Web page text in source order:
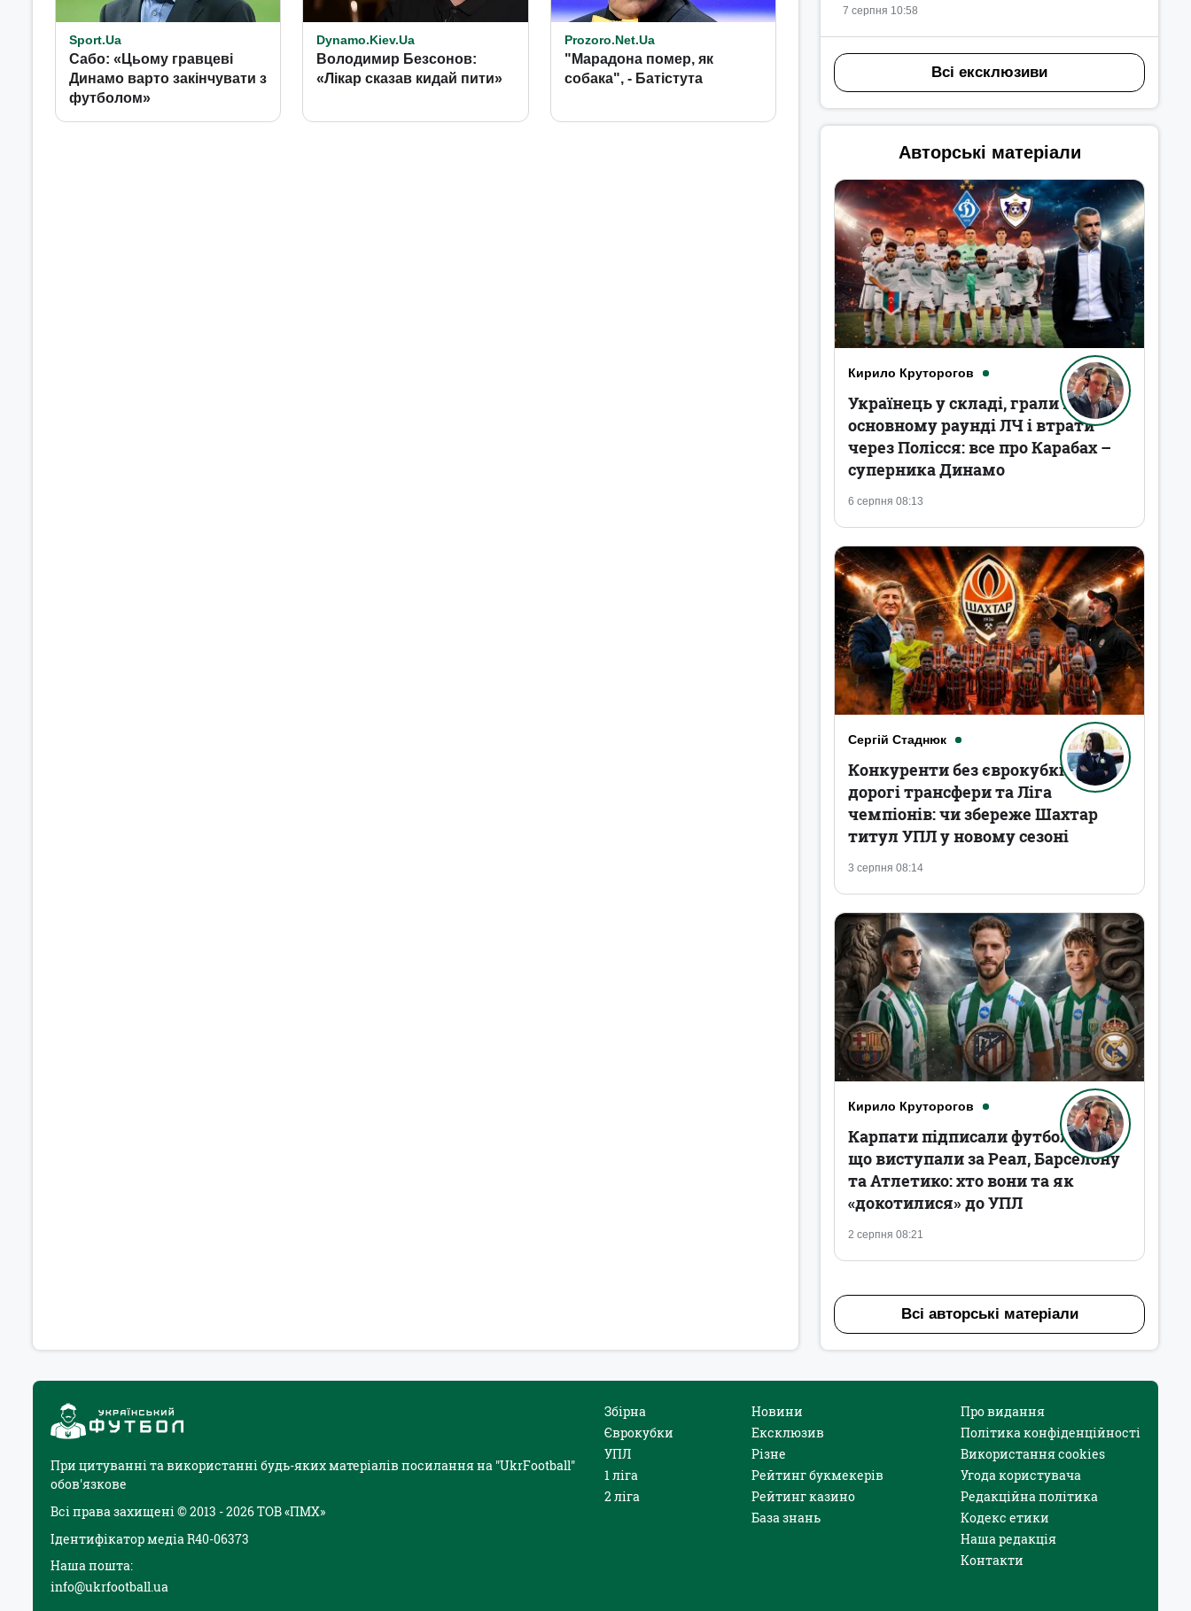
7 серпня 10:58
Всі ексклюзиви
Авторські матеріали
Кирило Круторогов
6 серпня 08:13
Українець у складі, грали в
основному раунді ЛЧ і втрати
через Полісся: все про Карабах –
суперника Динамо
Сергій Стаднюк
3 серпня 08:14
Конкуренти без єврокубків,
дорогі трансфери та Ліга
чемпіонів: чи збереже Шахтар
титул УПЛ у новому сезоні
Кирило Круторогов
2 серпня 08:21
Карпати підписали футболістів,
що виступали за Реал, Барселону
та Атлетико: хто вони та як
«докотилися» до УПЛ
Всі авторські матеріали
При цитуванні та використанні будь-яких матеріалів посилання на "UkrFootball"
обов'язкове
Всі права захищені © 2013 - 2026 ТОВ «ПМХ»
Ідентифікатор медіа R40-06373
Наша пошта:
info@ukrfootball.ua
Збірна
Єврокубки
УПЛ
1 ліга
2 ліга
Новини
Ексклюзив
Різне
Рейтинг букмекерів
Рейтинг казино
База знань
Про видання
Політика конфіденційності
Використання cookies
Угода користувача
Редакційна політика
Кодекс етики
Наша редакція
Контакти